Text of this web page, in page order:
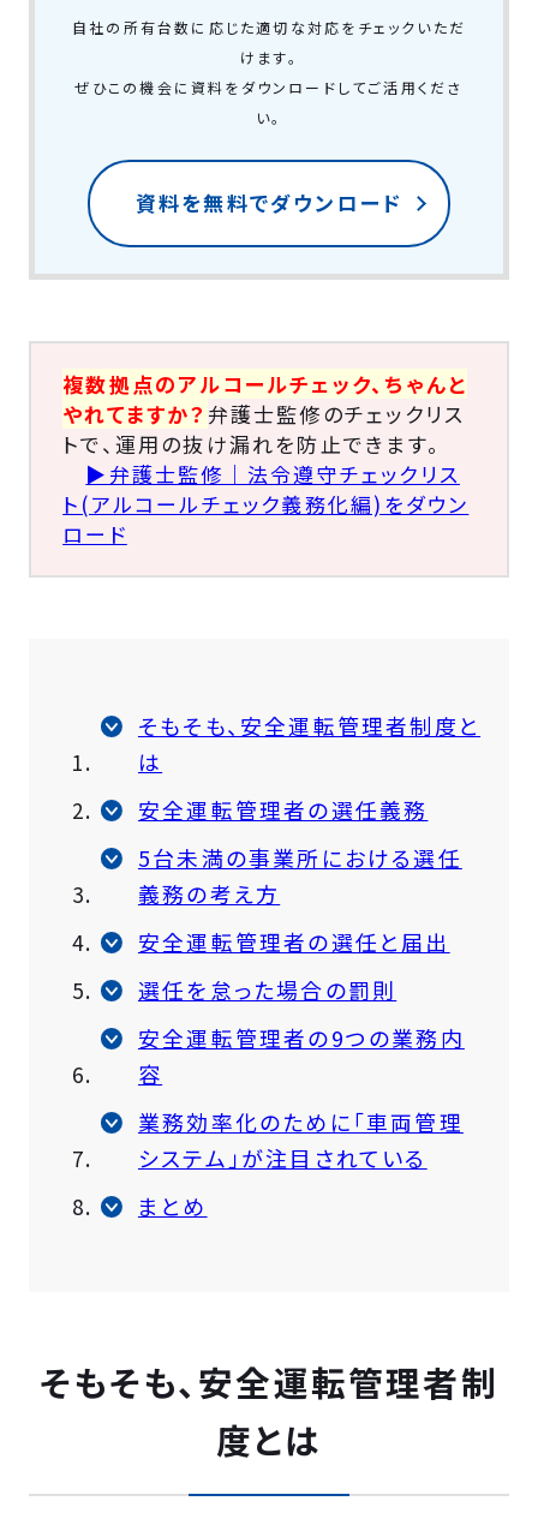
自社の所有台数に応じた適切な対応をチェックいただ
けます。
ぜひこの機会に資料をダウンロードしてご活用くださ
い。
資料を無料でダウンロード
複数拠点のアルコールチェック、ちゃんと
やれてますか？ 弁護士監修のチェックリス
トで、運用の抜け漏れを防止できます。
▶弁護士監修｜法令遵守チェックリス
ト(アルコールチェック義務化編)をダウン
ロード
そもそも、安全運転管理者制度と
は
安全運転管理者の選任義務
5台未満の事業所における選任
義務の考え方
安全運転管理者の選任と届出
選任を怠った場合の罰則
安全運転管理者の9つの業務内
容
業務効率化のために「車両管理
システム」が注目されている
まとめ
そもそも、安全運転管理者制
度とは